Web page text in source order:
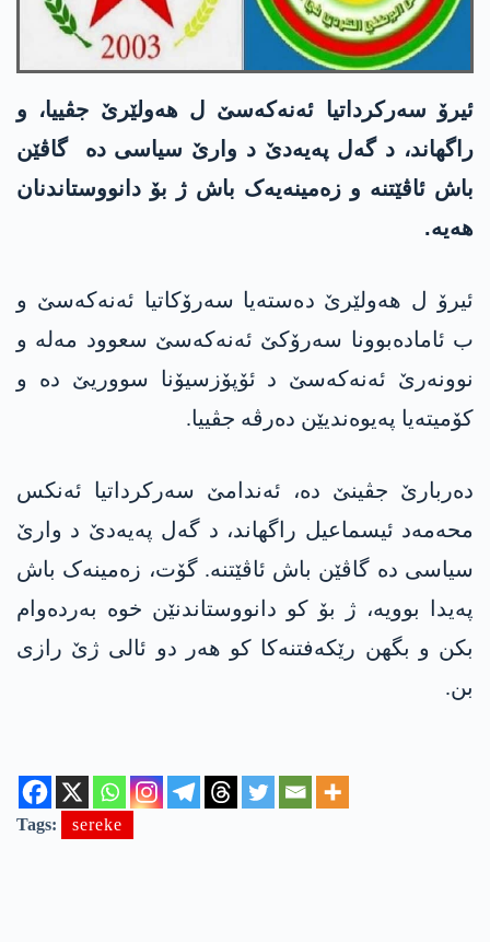
ئیرۆ سەرکرداتیا ئەنەکەسێ ل ھەولێرێ جڤییا، و
راگھاند، د گەل پەیەدێ د وارێ سیاسی دە گاڤێن
باش ئاڤێتنە و زەمینەیەک باش ژ بۆ دانووستاندنان
ھەیە.
ئیرۆ ل ھەولێرێ دەستەیا سەرۆکاتیا ئەنەکەسێ و
ب ئامادەبوونا سەرۆکێ ئەنەکەسێ سعوود مەلە و
نوونەرێ ئەنەکەسێ د ئۆپۆزسیۆنا سووریێ دە و
کۆمیتەیا پەیوەندیێن دەرڤە جڤییا.
دەربارێ جڤینێ دە، ئەندامێ سەرکرداتیا ئەنکس
محەمەد ئیسماعیل راگھاند، د گەل پەیەدێ د وارێ
سیاسی دە گاڤێن باش ئاڤێتنە. گۆت، زەمینەک باش
پەیدا بوویە، ژ بۆ کو دانووستاندنێن خوە بەردەوام
بکن و بگھن رێکەفتنەکا کو ھەر دو ئالی ژێ رازی
بن.
Tags: sereke